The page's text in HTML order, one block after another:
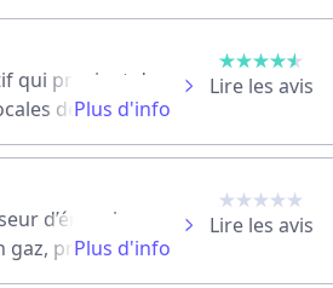
qui provient du
de distribution.
locale
Plus d'info
Lire les avis
d’énergie
gaz, propose une
à
Plus d'info
Lire les avis